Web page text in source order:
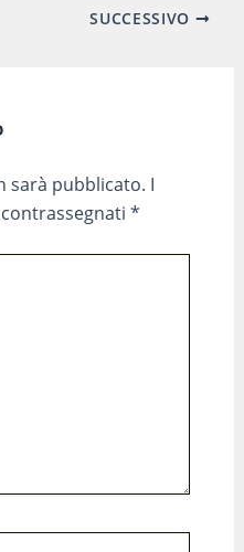
SUCCESSIVO
sarà pubblicato. I
*